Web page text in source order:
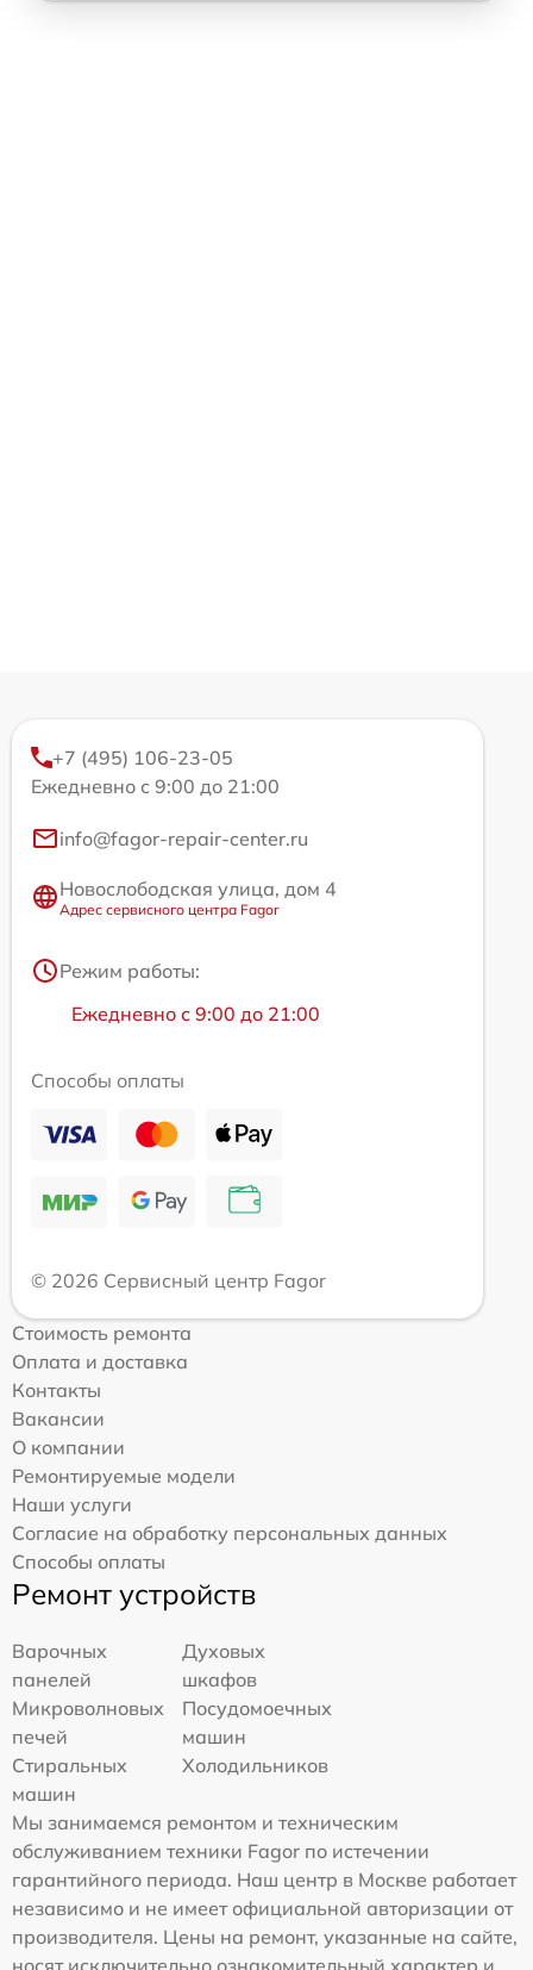
+7 (495) 106-23-05
Ежедневно с 9:00 до 21:00
info@fagor-repair-center.ru
Новослободская улица, дом 4
Адрес сервисного центра Fagor
Режим работы:
Ежедневно с 9:00 до 21:00
Способы оплаты
© 2026 Сервисный центр Fagor
Стоимость ремонта
Оплата и доставка
Контакты
Вакансии
О компании
Ремонтируемые модели
Наши услуги
Согласие на обработку персональных данных
Способы оплаты
Ремонт устройств
Варочных
панелей
Духовых
шкафов
Микроволновых
печей
Посудомоечных
машин
Стиральных
машин
Холодильников
Мы занимаемся ремонтом и техническим
обслуживанием техники Fagor по истечении
гарантийного периода. Наш центр в Москве работает
независимо и не имеет официальной авторизации от
производителя. Цены на ремонт, указанные на сайте,
носят исключительно ознакомительный характер и